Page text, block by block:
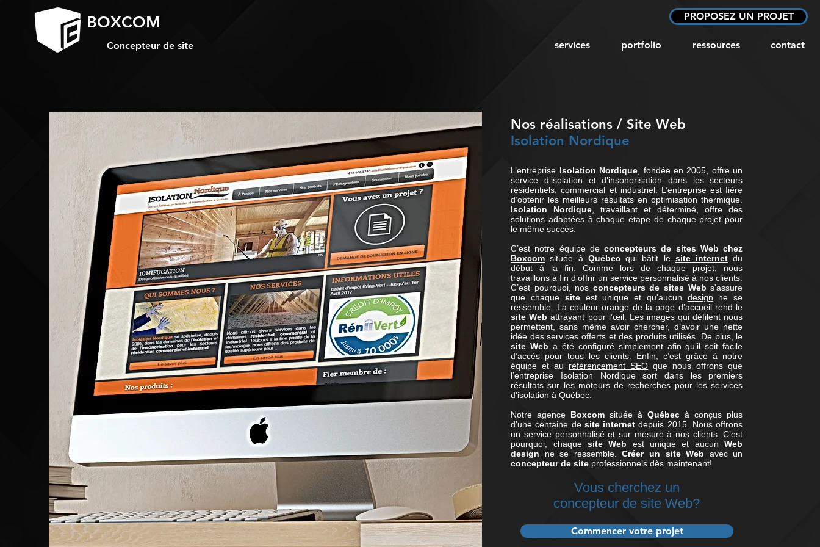
BOXCOM
services portfolio ressources contact
PROPOSEZ UN PROJET
Concepteur de site
Nos réalisations / Site Web
Isolation Nordique
L’entreprise Isolation Nordique , fondée en 2005, offre un
service d’isolation et d’insonorisation dans les secteurs
résidentiels, commercial et industriel. L’entreprise est fière
d’obtenir les meilleurs résultats en optimisation thermique.
Isolation Nordique , travaillant et déterminé, offre des
solutions adaptées à chaque étape de chaque projet pour
le même succès.
C’est notre équipe deconcepteurs de sites Web chez
Boxcom située à Québecqui bâtit le site internet du
début à la fin. Comme lors de chaque projet, nous
travaillons à fin d’offrir un service personnalisé à nos clients.
C’est pourquoi, nos concepteurs de sites Web s'assure
que chaque site est unique et qu'aucun design ne se
ressemble. La couleur orange de la page d’accueil rend le
site Web attrayant pour l’œil. Les imagesqui défilent nous
permettent, sans même avoir chercher, d’avoir une nette
idée des services offerts et des produits utilisés. De plus, le
site Web a été configuré simplement afin qu’il soit facile
d’accès pour tous les clients. Enfin, c’est grâce à notre
équipe et au référencement SEO que nous offrons que
l’entreprise Isolation Nordique sort dans les premiers
résultats sur les moteurs de recherches pour les services
d'isolation à Québec.
Notre agence Boxcom située àQuébecà conçus plus
d'une centaine de site internetdepuis 2015. Nous offrons
un service personnalisé et sur mesure à nos clients. C’est
pourquoi, chaque site Web est unique et aucunWeb
design ne se ressemble.Créer un site Web avec un
concepteur de site professionnels dès maintenant!
Vous cherchez un
concepteur de site Web?
Commencer votre projet